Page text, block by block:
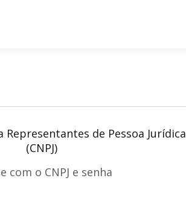
Representantes de Pessoa Jurídica
(CNPJ)
com o CNPJ e senha